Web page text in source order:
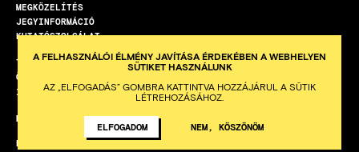
LÁBLÉC
MEGKÖZELÍTÉS
JEGYINFORMÁCIÓ
KUTATÓSZOLGÁLAT
TEREMBÉRLET
ÖNKÉNTES PROGRAM
ISKOLAI KÖZÖSSÉGI SZOLGÁLAT
HETI HÍRLEVÉL
KÉSZÍTETTE AZ INTEGRAL VISION
A FELHASZNÁLÓI ÉLMÉNY JAVÍTÁSA ÉRDEKÉBEN A WEBHELYEN
SÜTIKET HASZNÁLUNK
AZ „ELFOGADÁS” GOMBRA KATTINTVA HOZZÁJÁRUL A SÜTIK
LÉTREHOZÁSÁHOZ.
ELFOGADOM NEM, KÖSZÖNÖM